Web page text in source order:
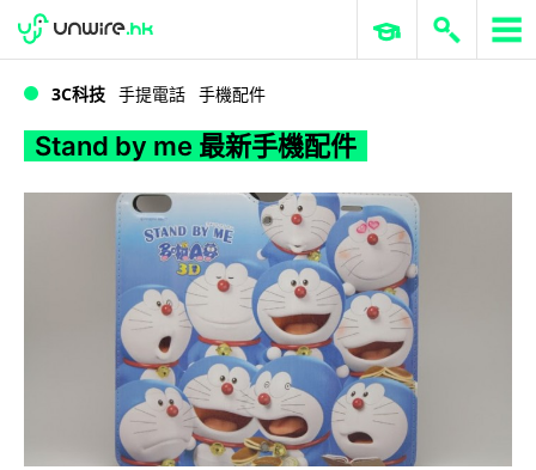
Stand by me 最新手機配件
WWDC 2026 ERP 與商業 AI
3C科技 手提電話 手機配件
Stand by me 最新手機配件